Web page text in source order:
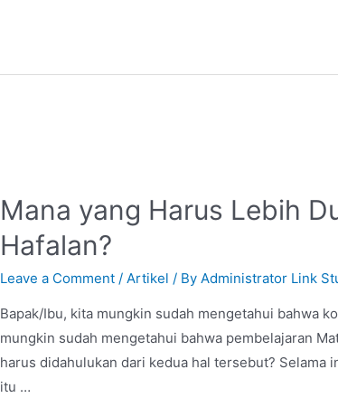
Mana yang Harus Lebih
Hafalan?
Leave a Comment /Artikel / ByAdministrator Link
Bapak/Ibu, kita mungkin sudah mengetahui bahwa
mungkin sudah mengetahui bahwa pembelajaran
harus didahulukan dari kedua hal tersebut? Selama
itu …